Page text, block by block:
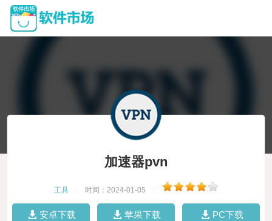
加速器pvn
工具 时间：2024-01-05
安卓下载 苹果下载 PC下载